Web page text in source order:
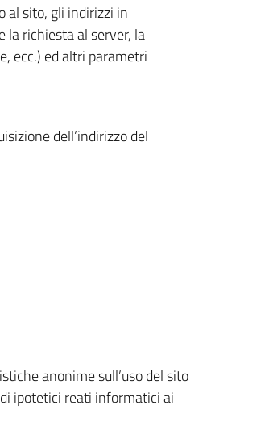
al sito, gli indirizzi in
la richiesta al server, la
ecc.) ed altri parametri
dell’indirizzo del
anonime sull’uso del sito
ipotetici reati informatici ai